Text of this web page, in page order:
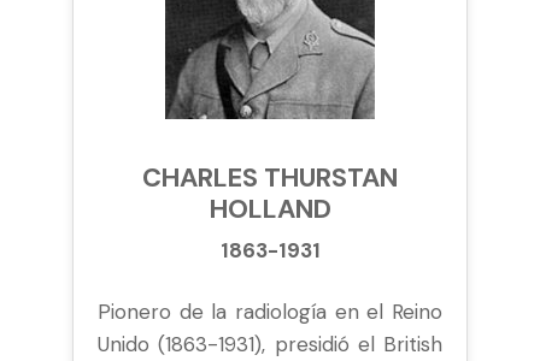
CHARLES THURSTAN
HOLLAND
1863-1931
Pionero de la radiología en el Reino
Unido (1863-1931), presidió el British